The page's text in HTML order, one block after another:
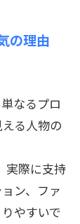
の理由
なるプロ
る人物の
実際に支持
ン、ファ
やすいで